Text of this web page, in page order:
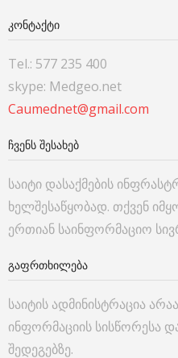
ᲙᲝᲜᲢᲐᲥᲢᲘ
Tel.: 577 235 400
skype: Medgeo.net
Caumednet@gmail.com
ᲩᲕᲔᲜᲡ ᲨᲔᲡᲐᲮᲔᲑ
საიტი დასაქმების
ხელშესაწყობად. თქვენ
ერთიან საინფორმაციო
ᲒᲐᲤᲠᲗᲮᲘᲚᲔᲑᲐ
საიტის ადმინისტრაცია
ინფორმაციის სისწორესა
შედეგებზე.